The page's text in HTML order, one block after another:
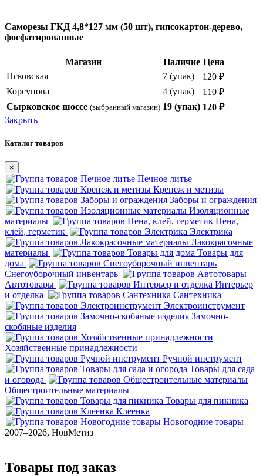
Саморезы ГКД 4,8*127 мм (50 шт), гипсокартон-дерево,
фосфатированные
Магазин Наличие Цена
Псковская
7 (упак)
120 ₽
Корсунова
4 (упак)
110 ₽
Сырковское шоссе (выбранный магазин) 19 (упак) 120 ₽
Закрыть
Каталог товаров
×
Печное литье
Крепеж и метизы
Заборы и ограждения
Изоляционные
материалы
Пена,
клей, герметик
Электрика
Лакокрасочные
материалы
Товары для
дома
Снегоуборочный инвентарь
Автотовары
Интерьер
и отделка
Сантехника
Электроинструмент
Замочно-
скобяные изделия
Хозяйственные принадлежности
Ручной инструмент
Товары для сада
и огорода
Общестроительные материалы
Товары для пикника
Клеенка
Новогодние товары
2007–2026, НовМетиз
Товары под заказ